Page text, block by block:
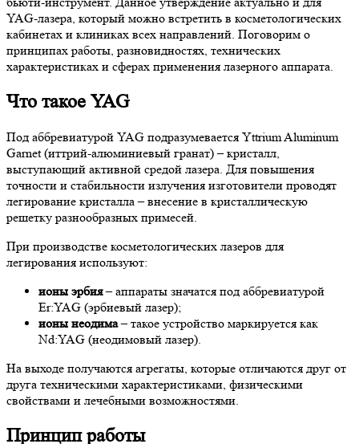
YAG-лазера, который можно встретить в косметологических
кабинетах и клиниках всех направлений. Поговорим о
принципах работы, разновидностях, технических
характеристиках и сферах применения лазерного аппарата.
Что такое YAG
Под аббревиатурой YAG подразумевается Yttrium Aluminum
Garnet (иттрий-алюминиевый гранат) – кристалл,
выступающий активной средой лазера. Для повышения
точности и стабильности излучения изготовители проводят
легирование кристалла – внесение в кристаллическую
решетку разнообразных примесей.
При производстве косметологических лазеров для
легирования используют:
ионы эрбия– аппараты значатся под аббревиатурой
Er:YAG (эрбиевый лазер);
ионы неодима– такое устройство маркируется как
Nd:YAG (неодимовый лазер).
На выходе получаются агрегаты, которые отличаются друг от
друга техническими характеристиками, физическими
свойствами и лечебными возможностями.
Принцип работы